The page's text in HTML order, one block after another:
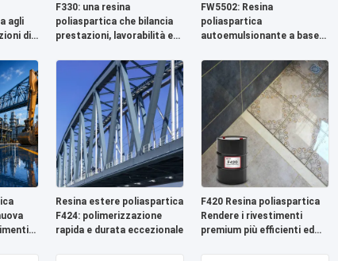
agli
di
F330: una resina
poliaspartica che bilancia
prestazioni, lavorabilità e
FW5502: Resina
poliaspartica
autoemulsionante a base
basso contenuto di COV
Resina estere poliaspartica
F424: polimerizzazione
rapida e durata eccezionale
F420 Resina poliaspartica
Rendere i rivestimenti
premium più efficienti ed